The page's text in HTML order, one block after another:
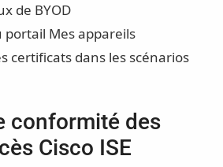
de BYOD
Mes appareils
certificats dans les scénarios
conformité des
Cisco ISE